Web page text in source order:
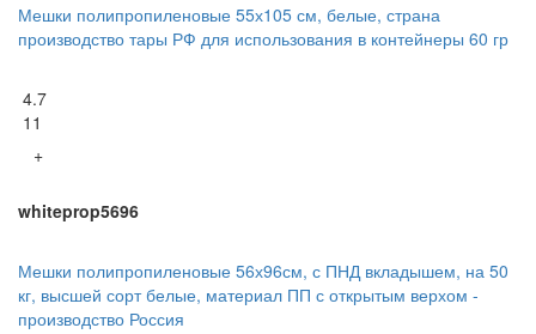
Мешки полипропиленовые 55х105 см, белые, страна
производство тары РФ для использования в контейнеры 60 гр
4.7
11
+
whiteprop5696
Мешки полипропиленовые 56х96см, с ПНД вкладышем, на 50
кг, высшей сорт белые, материал ПП с открытым верхом -
производство Россия